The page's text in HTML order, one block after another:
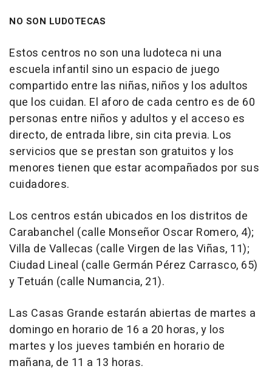
NO SON LUDOTECAS
Estos centros no son una ludoteca ni una
escuela infantil sino un espacio de juego
compartido entre las niñas, niños y los adultos
que los cuidan. El aforo de cada centro es de 60
personas entre niños y adultos y el acceso es
directo, de entrada libre, sin cita previa. Los
servicios que se prestan son gratuitos y los
menores tienen que estar acompañados por sus
cuidadores.
Los centros están ubicados en los distritos de
Carabanchel (calle Monseñor Oscar Romero, 4);
Villa de Vallecas (calle Virgen de las Viñas, 11);
Ciudad Lineal (calle Germán Pérez Carrasco, 65)
y Tetuán (calle Numancia, 21).
Las Casas Grande estarán abiertas de martes a
domingo en horario de 16 a 20 horas, y los
martes y los jueves también en horario de
mañana, de 11 a 13 horas.